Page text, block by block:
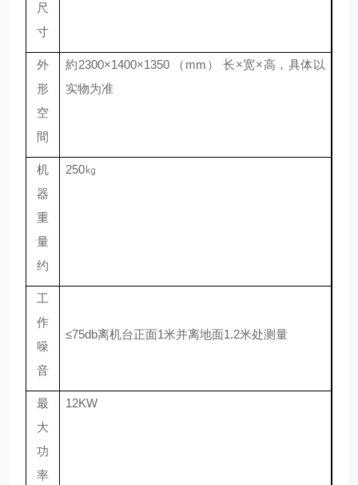
尺
寸
外
形
空
間
約2300×1400×1350 （ mm ） 长×宽×高 ， 具体以
实物为准
机
器
重
量
约
250㎏
工
作
噪
音
≤75db离机台正面1米并离地面1.2米处测量
最
大
功
率
12KW